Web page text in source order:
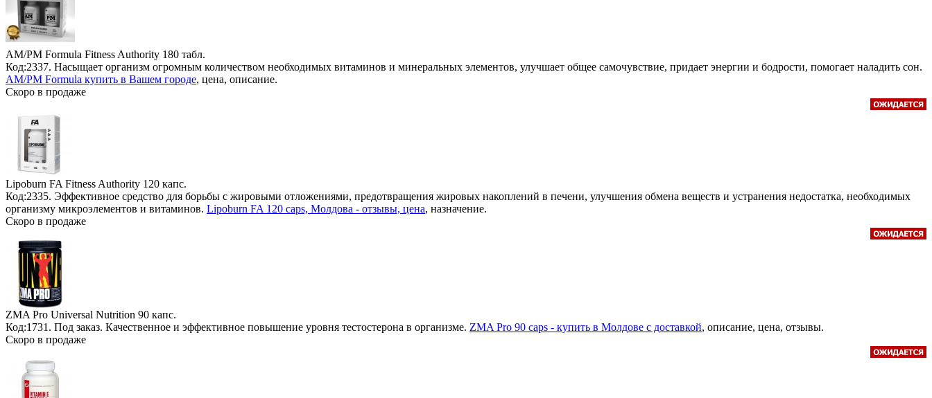
AM/PM Formula Fitness Authority 180 табл.
Код:2337. Насыщает организм огромным количеством необходимых витаминов и минеральных элементов, улучшает общее самочувствие, придает энергии и бодрости, помогает наладить сон.
AM/PM Formula купить в Вашем городе, цена, описание.
Скоро в продаже
Lipoburn FA Fitness Authority 120 капс.
Код:2335. Эффективное средство для борьбы с жировыми отложениями, предотвращения жировых накоплений в печени, улучшения обмена веществ и устранения недостатка, необходимых
организму микроэлементов и витаминов. Lipoburn FA 120 caps, Молдова - отзывы, цена, назначение.
Скоро в продаже
ZMA Pro Universal Nutrition 90 капс.
Код:1731. Под заказ. Качественное и эффективное повышение уровня тестостерона в организме. ZMA Pro 90 caps - купить в Молдове с доставкой, описание, цена, отзывы.
Скоро в продаже